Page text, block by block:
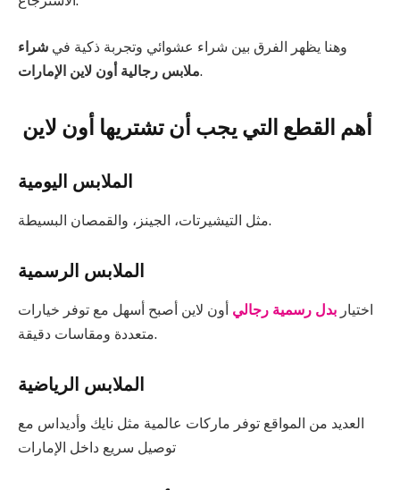
وهنا يظهر الفرق بين شراء عشوائي وتجربة ذكية في شراء
ملابس رجالية أون لاين الإمارات.
أهم القطع التي يجب أن تشتريها أون لاين
الملابس اليومية
مثل التيشيرتات، الجينز، والقمصان البسيطة.
الملابس الرسمية
اختيار بدل رسمية رجالي أون لاين أصبح أسهل مع توفر خيارات
متعددة ومقاسات دقيقة.
الملابس الرياضية
العديد من المواقع توفر ماركات عالمية مثل نايك وأديداس مع
توصيل سريع داخل الإمارات